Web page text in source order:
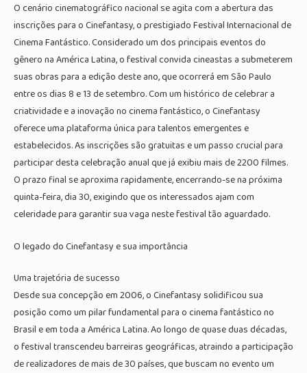
O cenário cinematográfico nacional se agita com a abertura das
inscrições para o Cinefantasy, o prestigiado Festival Internacional de
Cinema Fantástico. Considerado um dos principais eventos do
gênero na América Latina, o festival convida cineastas a submeterem
suas obras para a edição deste ano, que ocorrerá em São Paulo
entre os dias 8 e 13 de setembro. Com um histórico de celebrar a
criatividade e a inovação no cinema fantástico, o Cinefantasy
oferece uma plataforma única para talentos emergentes e
estabelecidos. As inscrições são gratuitas e um passo crucial para
participar desta celebração anual que já exibiu mais de 2200 filmes.
O prazo final se aproxima rapidamente, encerrando-se na próxima
quinta-feira, dia 30, exigindo que os interessados ajam com
celeridade para garantir sua vaga neste festival tão aguardado.
O legado do Cinefantasy e sua importância
Uma trajetória de sucesso
Desde sua concepção em 2006, o Cinefantasy solidificou sua
posição como um pilar fundamental para o cinema fantástico no
Brasil e em toda a América Latina. Ao longo de quase duas décadas,
o festival transcendeu barreiras geográficas, atraindo a participação
de realizadores de mais de 30 países, que buscam no evento um